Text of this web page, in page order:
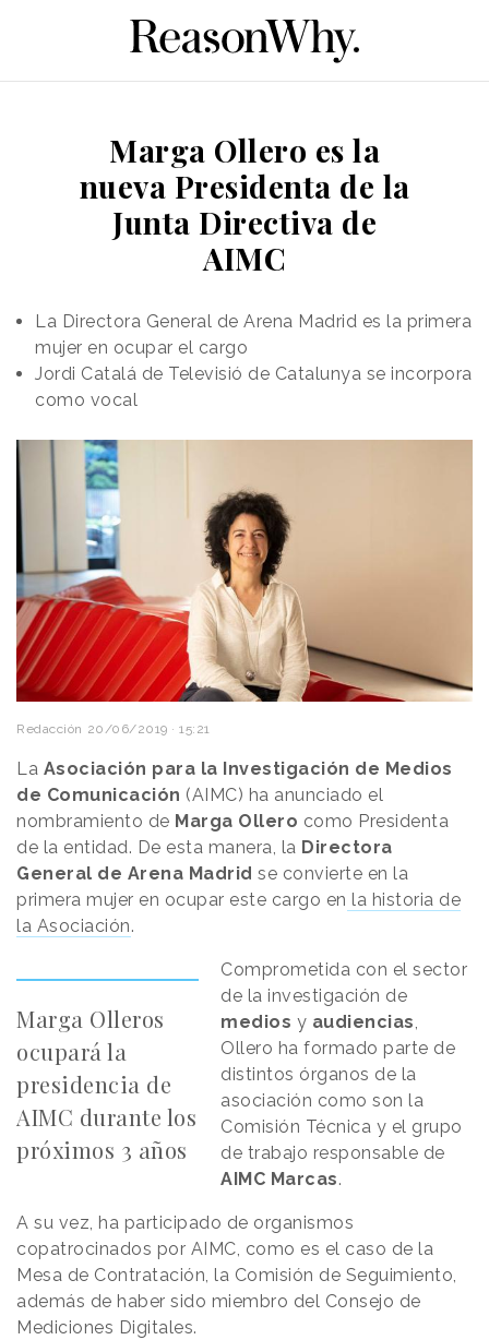
Marga Ollero es la
nueva Presidenta de la
Junta Directiva de
AIMC
La Directora General de Arena Madrid es la primera
mujer en ocupar el cargo
Jordi Catalá de Televisió de Catalunya se incorpora
como vocal
Redacción 20/06/2019 · 15:21
La Asociación para la Investigación de Medios
de Comunicación (AIMC) ha anunciado el
nombramiento de Marga Ollero como Presidenta
de la entidad. De esta manera, la Directora
General de Arena Madrid se convierte en la
primera mujer en ocupar este cargo en la historia de
la Asociación.
Marga Olleros
ocupará la
presidencia de
AIMC durante los
próximos 3 años
Comprometida con el sector
de la investigación de
medios y audiencias,
Ollero ha formado parte de
distintos órganos de la
asociación como son la
Comisión Técnica y el grupo
de trabajo responsable de
AIMC Marcas.
A su vez, ha participado de organismos
copatrocinados por AIMC, como es el caso de la
Mesa de Contratación, la Comisión de Seguimiento,
además de haber sido miembro del Consejo de
Mediciones Digitales.